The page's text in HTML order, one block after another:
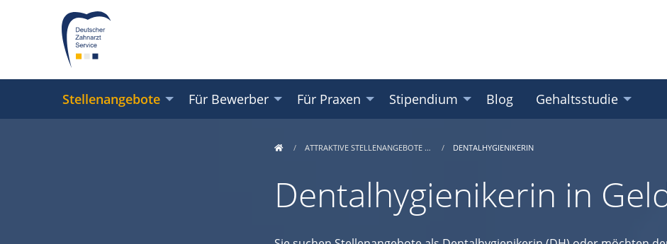
Stellenangebote Für Bewerber Für Praxen Stipendium Blog Gehaltsstudie
ATTRAKTIVE STELLENANGEBOTE … DENTALHYGIENIKERIN
Dentalhygienikerin in